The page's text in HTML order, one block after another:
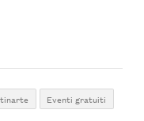
Eventi gratuiti